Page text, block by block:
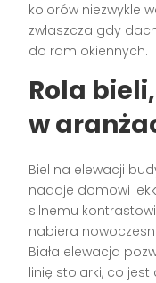
kolorów niezwykle
zwłaszcza gdy
do ram okiennych.
Rola
w
Biel na elewacji
nadaje domowi
silnemu
nabiera
Biała elewacja
linię stolarki, co